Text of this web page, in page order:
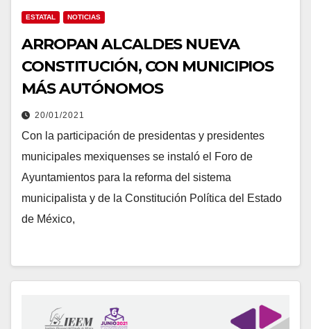
ESTATAL NOTICIAS
ARROPAN ALCALDES NUEVA
CONSTITUCIÓN, CON MUNICIPIOS
MÁS AUTÓNOMOS
20/01/2021
Con la participación de presidentas y presidentes
municipales mexiquenses se instaló el Foro de
Ayuntamientos para la reforma del sistema
municipalista y de la Constitución Política del Estado
de México,